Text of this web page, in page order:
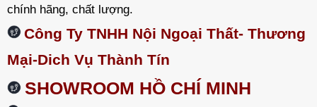
chính hãng, chất lượng.
Công Ty TNHH Nội Ngoại Thất- Thương
Mại-Dich Vụ Thành Tín
SHOWROOM HỒ CHÍ MINH